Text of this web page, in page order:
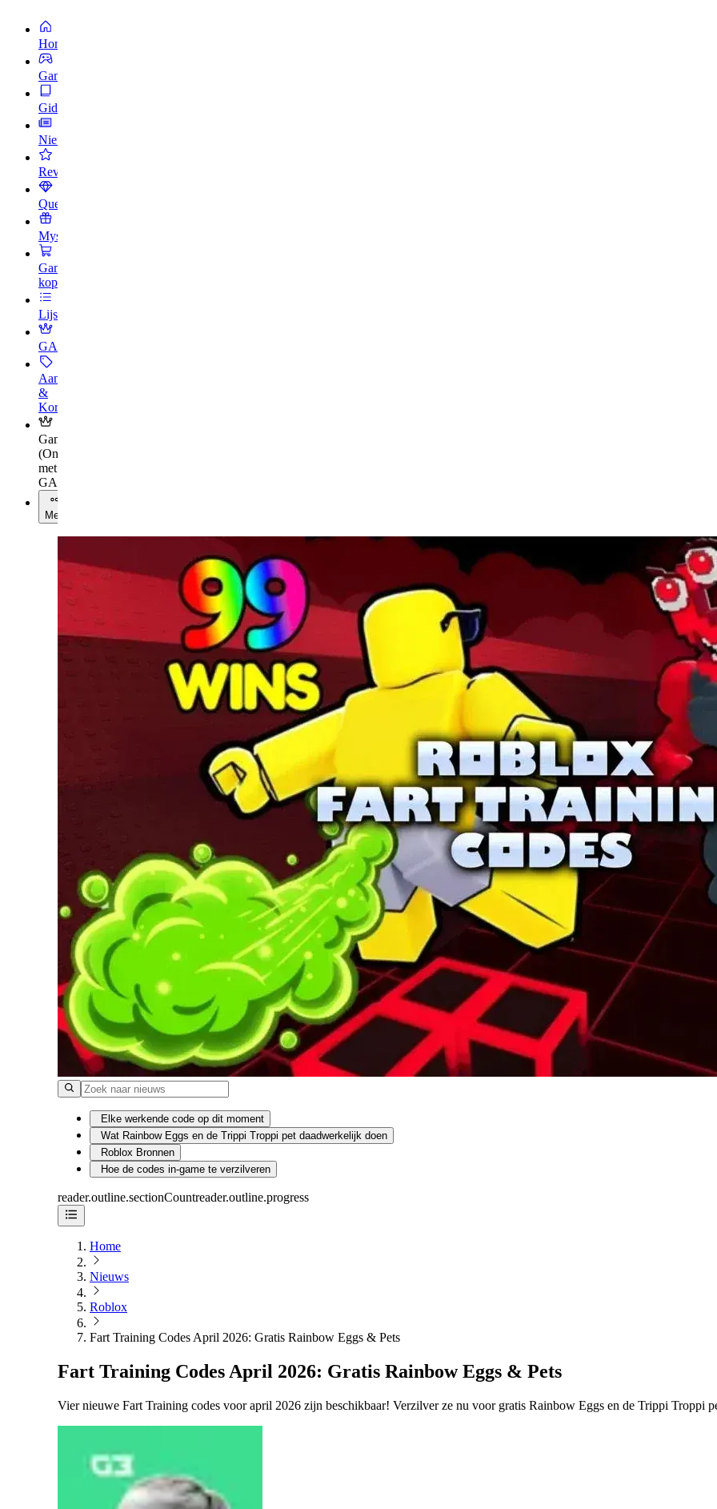
Home
Games
Gidsen
Nieuws
Reviews
Quests
Mysteriebox
Games
kopen
Lijsten
GAMES+
Aanbiedingen
&
Kortingen
Gamingkalender
(Ontgrendel
met
GAMES+
Meer
Elke werkende code op dit moment
Wat Rainbow Eggs en de Trippi Troppi pet daadwerkelijk doen
Roblox Bronnen
Hoe de codes in-game te verzilveren
reader.outline.sectionCountreader.outline.progress
Home
Nieuws
Roblox
Fart Training Codes April 2026: Gratis Rainbow Eggs & Pets
Fart Training Codes April 2026: Gratis Rainbow Eggs & Pets
Vier nieuwe Fart Training codes voor april 2026 zijn beschikbaar! Verzilver ze nu voor gratis Rainbow Eggs en de Trippi Troppi